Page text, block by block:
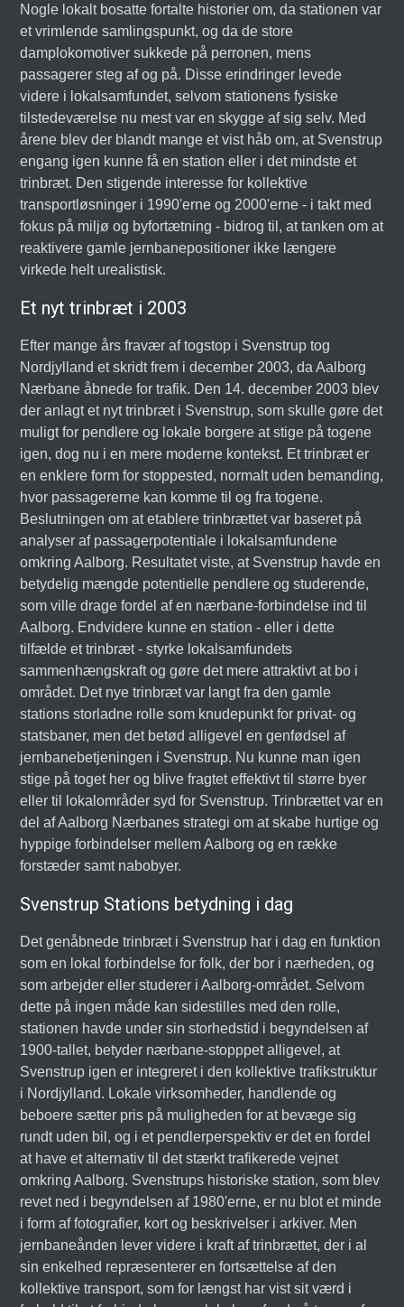
Nogle lokalt bosatte fortalte historier om, da stationen var
et vrimlende samlingspunkt, og da de store
damplokomotiver sukkede på perronen, mens
passagerer steg af og på. Disse erindringer levede
videre i lokalsamfundet, selvom stationens fysiske
tilstedeværelse nu mest var en skygge af sig selv. Med
årene blev der blandt mange et vist håb om, at Svenstrup
engang igen kunne få en station eller i det mindste et
trinbræt. Den stigende interesse for kollektive
transportløsninger i 1990'erne og 2000'erne - i takt med
fokus på miljø og byfortætning - bidrog til, at tanken om at
reaktivere gamle jernbanepositioner ikke længere
virkede helt urealistisk.
Et nyt trinbræt i 2003
Efter mange års fravær af togstop i Svenstrup tog
Nordjylland et skridt frem i december 2003, da Aalborg
Nærbane åbnede for trafik. Den 14. december 2003 blev
der anlagt et nyt trinbræt i Svenstrup, som skulle gøre det
muligt for pendlere og lokale borgere at stige på togene
igen, dog nu i en mere moderne kontekst. Et trinbræt er
en enklere form for stoppested, normalt uden bemanding,
hvor passagererne kan komme til og fra togene.
Beslutningen om at etablere trinbrættet var baseret på
analyser af passagerpotentiale i lokalsamfundene
omkring Aalborg. Resultatet viste, at Svenstrup havde en
betydelig mængde potentielle pendlere og studerende,
som ville drage fordel af en nærbane-forbindelse ind til
Aalborg. Endvidere kunne en station - eller i dette
tilfælde et trinbræt - styrke lokalsamfundets
sammenhængskraft og gøre det mere attraktivt at bo i
området. Det nye trinbræt var langt fra den gamle
stations storladne rolle som knudepunkt for privat- og
statsbaner, men det betød alligevel en genfødsel af
jernbanebetjeningen i Svenstrup. Nu kunne man igen
stige på toget her og blive fragtet effektivt til større byer
eller til lokalområder syd for Svenstrup. Trinbrættet var en
del af Aalborg Nærbanes strategi om at skabe hurtige og
hyppige forbindelser mellem Aalborg og en række
forstæder samt nabobyer.
Svenstrup Stations betydning i dag
Det genåbnede trinbræt i Svenstrup har i dag en funktion
som en lokal forbindelse for folk, der bor i nærheden, og
som arbejder eller studerer i Aalborg-området. Selvom
dette på ingen måde kan sidestilles med den rolle,
stationen havde under sin storhedstid i begyndelsen af
1900-tallet, betyder nærbane-stopppet alligevel, at
Svenstrup igen er integreret i den kollektive trafikstruktur
i Nordjylland. Lokale virksomheder, handlende og
beboere sætter pris på muligheden for at bevæge sig
rundt uden bil, og i et pendlerperspektiv er det en fordel
at have et alternativ til det stærkt trafikerede vejnet
omkring Aalborg. Svenstrups historiske station, som blev
revet ned i begyndelsen af 1980'erne, er nu blot et minde
i form af fotografier, kort og beskrivelser i arkiver. Men
jernbaneånden lever videre i kraft af trinbrættet, der i al
sin enkelhed repræsenterer en fortsættelse af den
kollektive transport, som for længst har vist sit værd i